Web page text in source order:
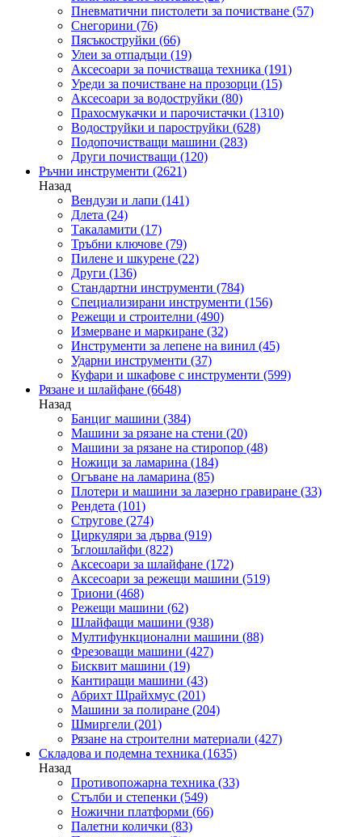
Пневматични пистолети за почистване (57)
Снегорини (76)
Пясъкоструйки (66)
Улеи за отпадъци (19)
Аксесоари за почистваща техника (191)
Уреди за почистване на прозорци (15)
Аксесоари за водоструйки (80)
Прахосмукачки и парочистачки (1310)
Водоструйки и пароструйки (628)
Подопочистващи машини (283)
Други почистващи (120)
Ръчни инструменти (2621)
Назад
Вендузи и лапи (141)
Длета (24)
Такаламити (17)
Тръбни ключове (79)
Пилене и шкурене (22)
Други (136)
Стандартни инструменти (784)
Специализирани инструменти (156)
Режещи и строителни (490)
Измерване и маркиране (32)
Инструменти за лепене на винил (45)
Ударни инструменти (37)
Куфари и шкафове с инструменти (599)
Рязане и шлайфане (6648)
Назад
Банциг машини (384)
Машини за рязане на стени (20)
Машини за рязане на стиропор (48)
Ножици за ламарина (184)
Огъване на ламарина (85)
Плотери и машини за лазерно гравиране (33)
Рендета (101)
Стругове (274)
Циркуляри за дърва (919)
Ъглошлайфи (822)
Аксесоари за шлайфане (172)
Аксесоари за режещи машини (519)
Триони (468)
Режещи машини (62)
Шлайфащи машини (938)
Мултифункционални машини (88)
Фрезоващи машини (427)
Бисквит машини (19)
Кантиращи машини (43)
Абрихт Щрайхмус (201)
Машини за полиране (204)
Шмиргели (201)
Рязане на строителни материали (427)
Складова и подемна техника (1635)
Назад
Противопожарна техника (33)
Стълби и степенки (549)
Ножични платформи (66)
Палетни колички (83)